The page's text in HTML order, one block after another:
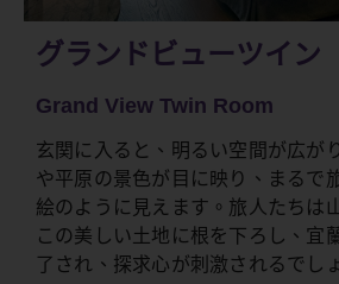
グランドビューツイン
Grand View Twin Room
玄関に入ると、明るい空間が広が
や平原の景色が目に映り、まるで
絵のように見えます。旅人たちは
この美しい土地に根を下ろし、宜
了され、探求心が刺激されるでし